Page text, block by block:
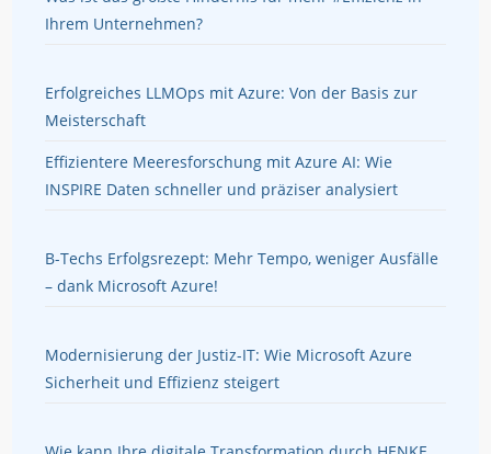
Ihrem Unternehmen?
Erfolgreiches LLMOps mit Azure: Von der Basis zur
Meisterschaft
Effizientere Meeresforschung mit Azure AI: Wie
INSPIRE Daten schneller und präziser analysiert
B-Techs Erfolgsrezept: Mehr Tempo, weniger Ausfälle
– dank Microsoft Azure!
Modernisierung der Justiz-IT: Wie Microsoft Azure
Sicherheit und Effizienz steigert